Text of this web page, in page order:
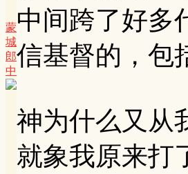
蒙
城
郎
中
中间跨了好多
信基督的，包
神为什么又从
就象我原来打